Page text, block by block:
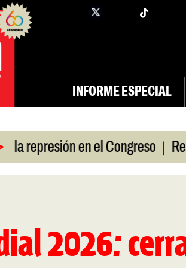
facebook
INFORME ESPECIAL
en el Congreso |
2026: